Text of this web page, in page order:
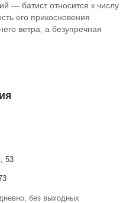
— батист относится к числу
его прикосновения
ветра, а безупречная
53
без выходных